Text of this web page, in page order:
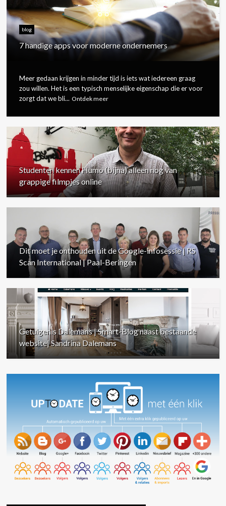
blog
7 handige apps voor moderne ondernemers
Meer gedaan krijgen in minder tijd is iets wat iedereen graag
zou willen. Het is een typisch menselijke eigenschap die er voor
zorgt dat we bli... Ontdek meer
Studenten kennen Humo (bijna) alleen nog van
grappige filmpjes online
Dit moet je onthouden uit de Google-infosessie | RS
Scan International | Paal-Beringen
Getuigenis Dalemans | Smart-Blog naast bestaande
website| Sandrina Dalemans